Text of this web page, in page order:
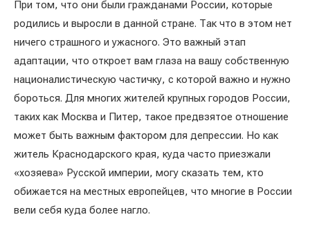
При том, что они были гражданами России, которые
родились и выросли в данной стране. Так что в этом нет
ничего страшного и ужасного. Это важный этап
адаптации, что откроет вам глаза на вашу собственную
националистическую частичку, с которой важно и нужно
бороться. Для многих жителей крупных городов России,
таких как Москва и Питер, такое предвзятое отношение
может быть важным фактором для депрессии. Но как
житель Краснодарского края, куда часто приезжали
«хозяева» Русской империи, могу сказать тем, кто
обижается на местных европейцев, что многие в России
вели себя куда более нагло.